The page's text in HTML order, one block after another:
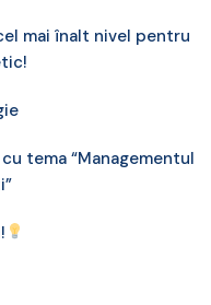
mai înalt nivel pentru
tema “Managementul